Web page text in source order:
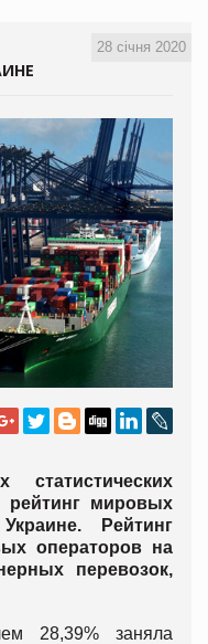
28 січня 2020
рейтинг мировых
Рейтинг
операторов на
перевозок,
28,39% заняла